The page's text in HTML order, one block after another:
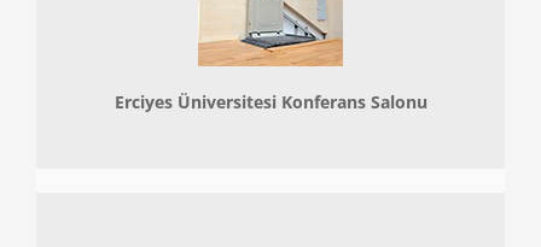
Erciyes Üniversitesi Konferans Salonu